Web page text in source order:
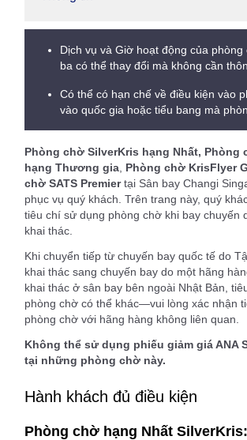
Dịch vụ và Giờ hoạt động của
ba có thể thay đổi mà không cần
Có thể có hạn chế về điều kiện vào
vào quốc gia hoặc tiểu bang mà
Phòng chờ SilverKris hạng Nhất, Phòng
hạng Thương gia Phòng chờ KrisFlyer
chờ SATS Premiertại Sân bay Changi
phục vụ quý khách. Trên trang này, quý
tiêu chí sử dụng phòng chờ khi bay chuyến
khai thác.
Khi chuyển tiếp từ chuyến bay quốc tế do
khai thác sang chuyến bay do một hãng
khai thác ở sân bay bên ngoài Nhật Bản,
phòng chờ có thể khác—vui lòng xác nhận
phòng chờ với hãng hàng không liên quan.
Không thể sử dụng phiếu giảm giá ANA
tại những phòng chờ này.
Hành khách đủ điều kiện
Phòng chờ hạng Nhất SilverKris: